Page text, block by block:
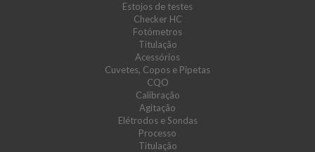
Estojos de testes
Checker HC
Fotómetros
Titulação
Acessórios
Cuvetes, Copos e Pipetas
CQO
Calibração
Agitação
Elétrodos e Sondas
Processo
Titulação